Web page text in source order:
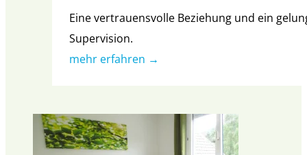
Eine vertrauensvolle Beziehung und ein
Supervision.
mehr erfahren →